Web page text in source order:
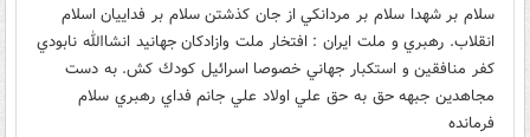
سلام بر شهدا سلام بر مردانكي از جان كذشتن سلام بر فداييان اسلام
انقلاب. رهبري و ملت ايران : افتخار ملت وازادكان جهانيد انشاالله نابودي
كفر منافقين و استكبار جهاني خصوصا اسرائيل كودك كش. به دست
مجاهدين جبهه حق به حق علي اولاد علي جانم فداي رهبري سلام
فرمانده